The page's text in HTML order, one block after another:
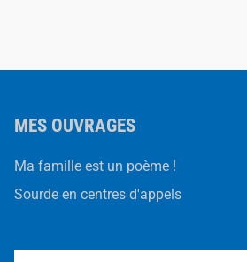
MES OUVRAGES
Ma famille est un poème !
Sourde en centres d'appels